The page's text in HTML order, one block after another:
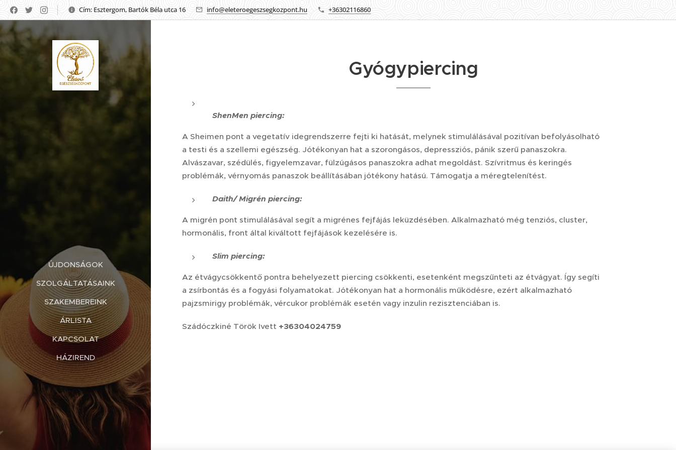
Cím: Esztergom, Bartók Béla utca 16 info@eleteroegeszsegkozpont.hu +36302116860
ÚJDONSÁGOK
SZOLGÁLTATÁSAINK
SZAKEMBEREINK
ÁRLISTA
KAPCSOLAT
HÁZIREND
Gyógypiercing
ShenMen piercing:
A Sheimen pont a vegetatív idegrendszerre fejti ki hatását, melynek stimulálásával pozitívan befolyásolható
a testi és a szellemi egészség. Jótékonyan hat a szorongásos, depressziós, pánik szerű panaszokra.
Alvászavar, szédülés, figyelemzavar, fülzúgásos panaszokra adhat megoldást. Szívritmus és keringés
problémák, vérnyomás panaszok beállításában jótékony hatású. Támogatja a méregtelenítést.
Daith/ Migrén piercing:
A migrén pont stimulálásával segít a migrénes fejfájás leküzdésében. Alkalmazható még tenziós, cluster,
hormonális, front által kiváltott fejfájások kezelésére is.
Slim piercing:
Az étvágycsökkentő pontra behelyezett piercing csökkenti, esetenként megszűnteti az étvágyat. Így segíti
a zsírbontás és a fogyási folyamatokat. Jótékonyan hat a hormonális működésre, ezért alkalmazható
pajzsmirigy problémák, vércukor problémák esetén vagy inzulin rezisztenciában is.
Szádóczkiné Török Ivett +36304024759